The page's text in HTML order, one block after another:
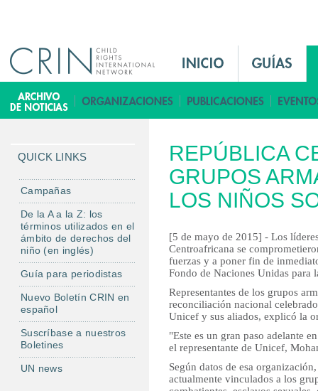
i
n
e
n
u
E
B
i
REPÚBLICA
GRUPOS
LOS NIÑOS
[5 de mayo de 2015] - Los
Centroafricana se
fuerzas y a poner fin de
Fondo de Naciones Unidas para
Representantes de los grupos
reconciliación nacional
Unicef y sus aliados, explicó la
"Este es un gran paso adelante
el representante de Unicef,
Según datos de esa
actualmente vinculados a los
QUICK LINKS
Campañas
De la A a la Z: los
términos utilizados en el
ámbito de derechos del
niño (en inglés)
Guía para periodistas
Nuevo Boletín CRIN en
español
Suscríbase a nuestros
Boletines
UN news